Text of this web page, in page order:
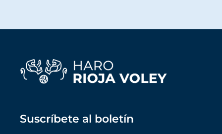
Suscríbete al boletín